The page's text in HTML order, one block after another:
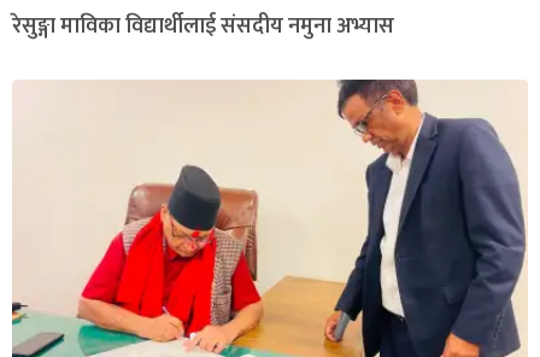
रेसुङ्गा माविका विद्यार्थीलाई संसदीय नमुना अभ्यास